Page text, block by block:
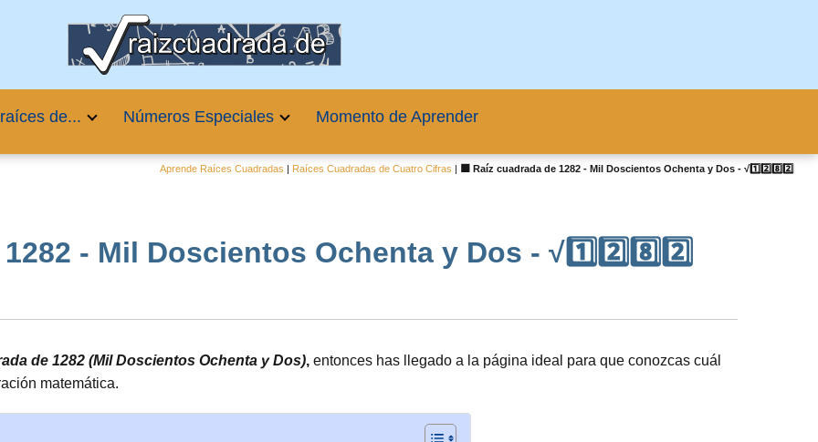
de... Números Especiales Momento de Aprender
Aprende Raíces Cuadradas | Raíces Cuadradas de Cuatro Cifras | 🟦 Raíz cuadrada de 1282 - Mil Doscientos Ochenta y Dos - √1️⃣2️⃣8️⃣2️⃣
- Mil Doscientos Ochenta y Dos - √1️⃣2️⃣8️⃣2️⃣
de 1282 (Mil Doscientos Ochenta y Dos), entonces has llegado a la página ideal para que conozcas cuál
matemática.